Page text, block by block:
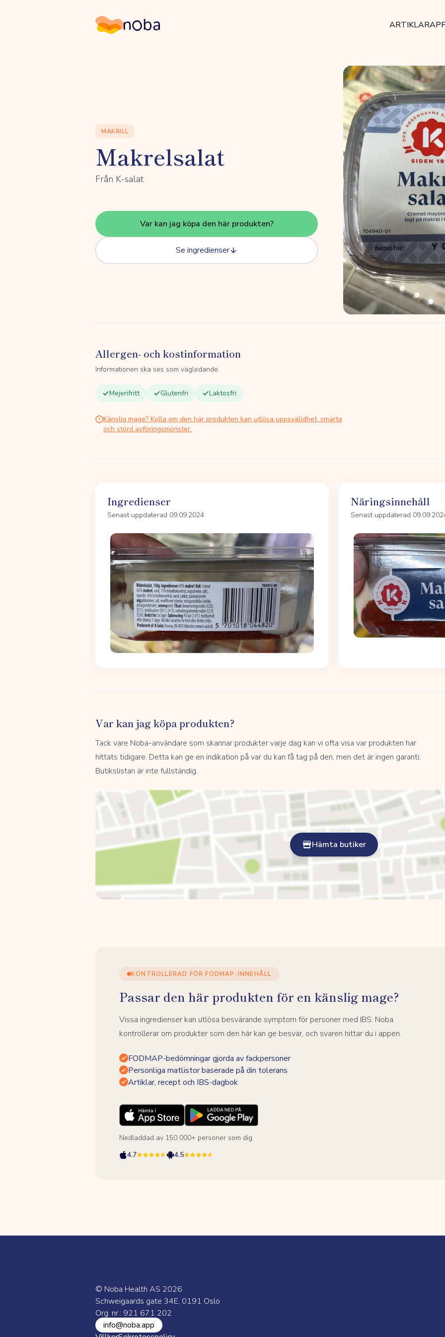
Noba ARTIKLAR
MAKRILL
Makrelsalat
Från K-salat
Var kan jag köpa den här produkten?
Se ingredienser
Allergen- och kostinformation
Informationen ska ses som vägledande.
Mejerifritt Glutenfri Laktosfri
Känslig mage? Kolla om den här produkten kan utlösa uppsvälldhet, smärta
och störd avföringsmönster.
Ingredienser
Senast uppdaterad 09.09.2024
Näringsinnehåll
Senast uppdaterad
Var kan jag köpa produkten?
Tack vare Noba-användare som skannar produkter varje dag kan vi ofta visa var produkten har
hittats tidigare. Detta kan ge en indikation på var du kan få tag på den, men det är ingen garanti.
Butikslistan är inte fullständig.
Hämta butiker
KONTROLLERAD FÖR FODMAP-INNEHÅLL
Passar den här produkten för en känslig mage?
Vissa ingredienser kan utlösa besvärande symptom för personer med IBS. Noba
kontrollerar om produkter som den här kan ge besvär, och svaren hittar du i appen.
FODMAP-bedömningar gjorda av fackpersoner
Personliga matlistor baserade på din tolerans
Artiklar, recept och IBS-dagbok
Nedladdad av 150 000+ personer som dig
4.7
4.5
© Noba Health AS 2026
Schweigaards gate 34E, 0191 Oslo
Org. nr.: 921 671 202
info@noba.app